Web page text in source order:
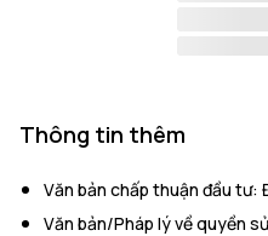
Thông tin thêm
Văn bản chấp thuận đầu tư:
Văn bản/Pháp lý về quyền